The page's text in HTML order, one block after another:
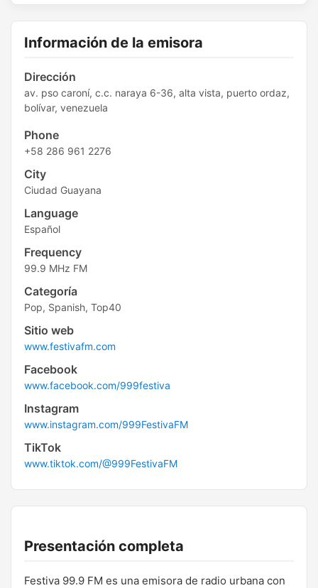
Información de la emisora
Dirección
av. pso caroní, c.c. naraya 6-36, alta vista, puerto ordaz,
bolívar, venezuela
Phone
+58 286 961 2276
City
Ciudad Guayana
Language
Español
Frequency
99.9 MHz FM
Categoría
Pop, Spanish, Top40
Sitio web
www.festivafm.com
Facebook
www.facebook.com/999festiva
Instagram
www.instagram.com/999FestivaFM
TikTok
www.tiktok.com/@999FestivaFM
Presentación completa
Festiva 99.9 FM es una emisora de radio urbana con